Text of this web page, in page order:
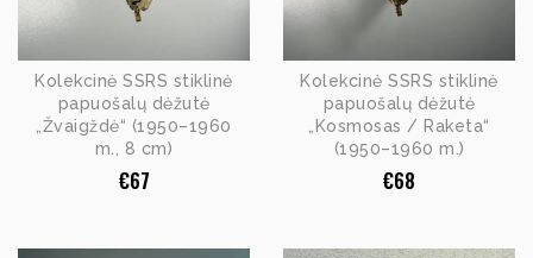
Kolekcinė SSRS stiklinė
papuošalų dėžutė
„Žvaigždė“ (1950–1960
m., 8 cm)
€67
Kolekcinė SSRS stiklinė
papuošalų dėžutė
„Kosmosas / Raketa“
(1950–1960 m.)
€68